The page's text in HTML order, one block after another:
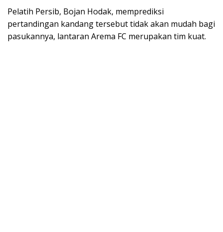
Pelatih Persib, Bojan Hodak, memprediksi
pertandingan kandang tersebut tidak akan mudah bagi
pasukannya, lantaran Arema FC merupakan tim kuat.